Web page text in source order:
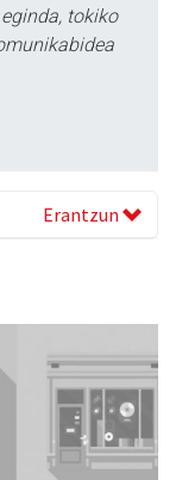
tokiko
Erantzun